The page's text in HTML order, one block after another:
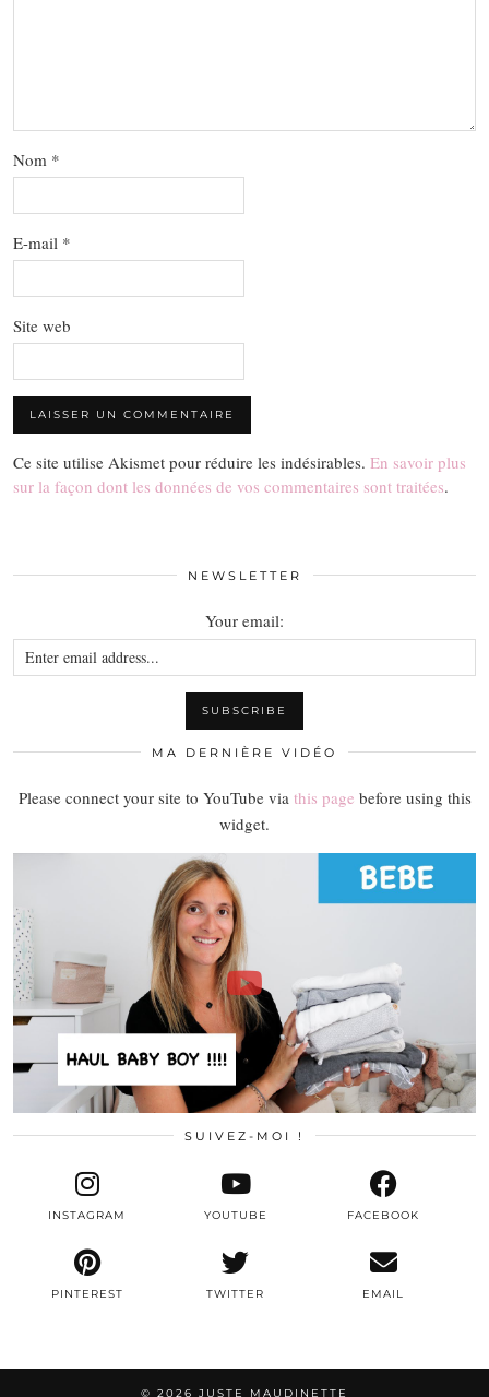
Nom *
E-mail *
Site web
Ce site utilise Akismet pour réduire les indésirables. En savoir plus
sur la façon dont les données de vos commentaires sont traitées.
NEWSLETTER
Your email:
MA DERNIÈRE VIDÉO
Please connect your site to YouTube via this page before using this
widget.
SUIVEZ-MOI !
TWITTER
INSTAGRAM FACEBOOK
PINTEREST
YOUTUBE
EMAIL
© 2026 JUSTE MAUDINETTE